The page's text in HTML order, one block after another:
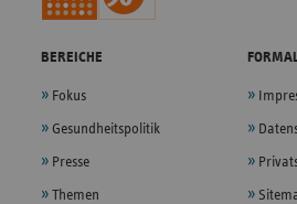
BEREICHE
Fokus
Gesundheitspolitik
Presse
Themen